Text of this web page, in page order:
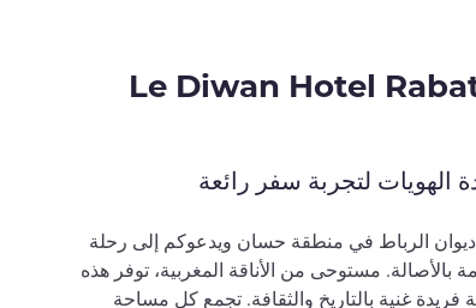
Le Diwan Hotel
الهويات لتجربة سفر رائعة
ديوان الرباط في منطقة حسان ويدعوكم إلى رحلة
بالأصالة. مستوحى من الأناقة المغربية، توفر هذه
فريدة غنية بالتاريخ والثقافة. تجمع كل مساحة